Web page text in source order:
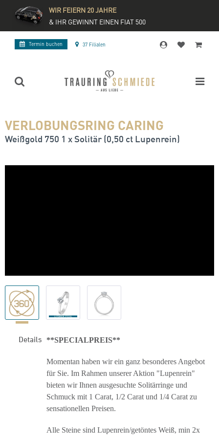
WIR FEIERN 20 JAHRE
& IHR GEWINNT EINEN FIAT 500
Termin buchen 37 Filialen
VERLOBUNGSRING CARING
Weißgold 750 1 x Solitär (0,50 ct Lupenrein)
Details **SPECIALPREIS**
Momentan haben wir ein ganz besonderes Angebot
für Sie. Im Rahmen unserer Aktion "Lupenrein"
bieten wir Ihnen ausgesuchte Solitärringe und
Schmuck mit 1 Carat, 1/2 Carat und 1/4 Carat zu
sensationellen Preisen.
Alle Steine sind Lupenrein/getöntes Weiß, min 2x